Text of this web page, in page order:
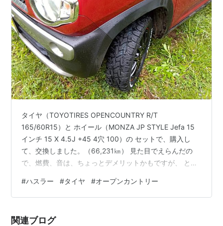
タイヤ（TOYOTIRES OPENCOUNTRY R/T
165/60R15）と ホイール（MONZA JP STYLE Jefa 15
インチ 15 X 4.5J +45 4穴 100）の セットで、購入し
て、交換しました。（66,231㎞） 見た目でえらんだの
で、燃費、音は、ちょっとデメリットかもですが、 とり
#ハスラー #タイヤ #オープンカントリー
関連ブログ